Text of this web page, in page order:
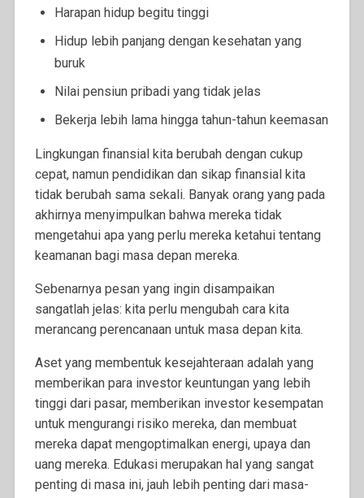
Harapan hidup begitu tinggi
Hidup lebih panjang dengan kesehatan yang
buruk
Nilai pensiun pribadi yang tidak jelas
Bekerja lebih lama hingga tahun-tahun keemasan
Lingkungan finansial kita berubah dengan cukup
cepat, namun pendidikan dan sikap finansial kita
tidak berubah sama sekali. Banyak orang yang pada
akhirnya menyimpulkan bahwa mereka tidak
mengetahui apa yang perlu mereka ketahui tentang
keamanan bagi masa depan mereka.
Sebenarnya pesan yang ingin disampaikan
sangatlah jelas: kita perlu mengubah cara kita
merancang perencanaan untuk masa depan kita.
Aset yang membentuk kesejahteraan adalah yang
memberikan para investor keuntungan yang lebih
tinggi dari pasar, memberikan investor kesempatan
untuk mengurangi risiko mereka, dan membuat
mereka dapat mengoptimalkan energi, upaya dan
uang mereka. Edukasi merupakan hal yang sangat
penting di masa ini, jauh lebih penting dari masa-